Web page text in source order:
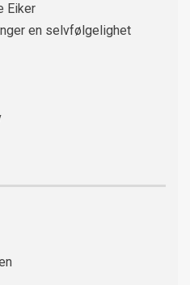
Eiker
en selvfølgelighet